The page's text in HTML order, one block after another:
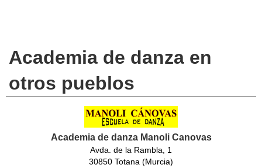
Academia de danza en
otros pueblos
Academia de danza Manoli Canovas
Avda. de la Rambla, 1
30850 Totana (Murcia)